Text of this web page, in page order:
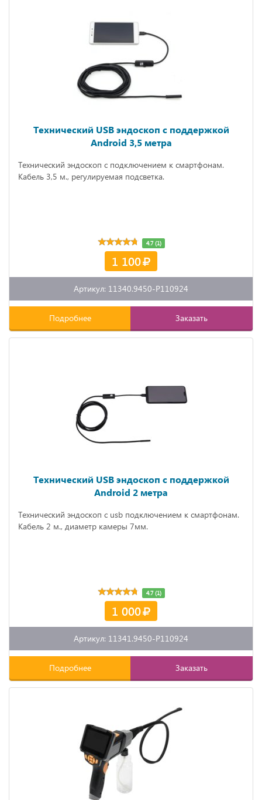
Технический USB эндоскоп с поддержкой
Android 3,5 метра
Технический эндоскоп с подключением к смартфонам.
Кабель 3,5 м., регулируемая подсветка.
4.7 (1)
1 100
Артикул: 11340.9450-P110924
Подробнее Заказать
Технический USB эндоскоп с поддержкой
Android 2 метра
Технический эндоскоп с usb подключением к смартфонам.
Кабель 2 м., диаметр камеры 7мм.
4.7 (1)
1 000
Артикул: 11341.9450-P110924
Подробнее Заказать